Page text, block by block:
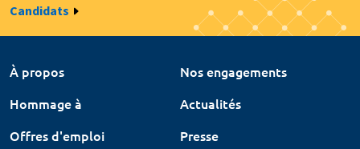
Candidats
À propos
Nos engagements
Hommage à
Actualités
Offres d'emploi
Presse